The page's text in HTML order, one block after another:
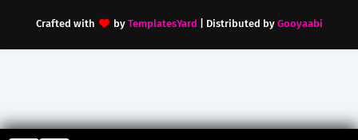
Crafted with by TemplatesYard | Distributed by Gooyaabi